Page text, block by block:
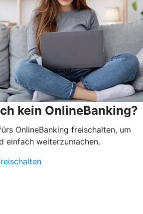
kein OnlineBanking?
OnlineBanking freischalten, um
einfach weiterzumachen.